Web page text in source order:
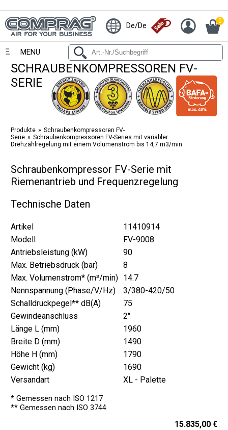
De/De 0
MENU
SCHRAUBENKOMPRESSOREN FV-
SERIE
Produkte
Schraubenkompressoren FV-
Serie
Schraubenkompressoren FV-Series mit variabler
Drehzahlregelung mit einem Volumenstrom bis 14,7 m3/min
Schraubenkompressor FV-Serie mit
Riemenantrieb und Frequenzregelung
Technische Daten
Artikel
11410914
Modell
FV-9008
Antriebsleistung (kW)
90
Max. Betriebsdruck (bar)
8
Max. Volumenstrom* (m³/min) 14.7
Nennspannung (Phase/V/Hz)
3/380-420/50
Schalldruckpegel** dB(A)
75
Gewindeanschluss
2"
Länge L (mm)
1960
Breite D (mm)
1490
Höhe H (mm)
1790
Gewicht (kg)
1690
Versandart
XL - Palette
* Gemessen nach ISO 1217
** Gemessen nach ISO 3744
15.835,00 €